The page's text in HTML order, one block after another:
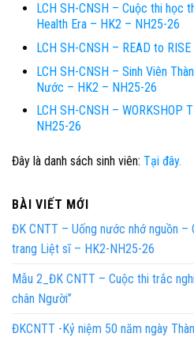
LCH SH-CNSH – Cuộc thi học
Health Era – HK2 – NH25-26
LCH SH-CNSH – READ to
LCH SH-CNSH – Sinh Viên
Nước – HK2 – NH25-26
LCH SH-CNSH – WORKSHOP
NH25-26
Đây là danh sách sinh viên: Tại đây.
BÀI VIẾT MỚI
ĐK CNTT – Uống nước nhớ nguồn –
trang Liệt sĩ – HK2-NH25-26
Mẫu 2_ĐK CNTT – Cuộc thi trắc
chân Người”
ĐKCNTT -Kỷ niệm 50 năm ngày